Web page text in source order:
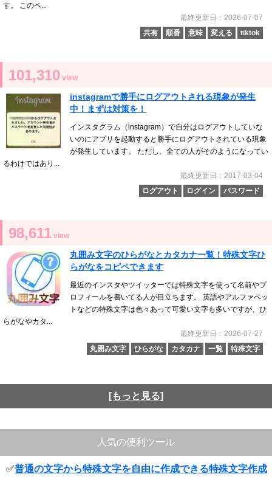
す。 このペ...
最終更新日：2026-07-07
共有
順番 意味 変える tiktok
101,310 view
instagramで勝手にログアウトされる現象が発生
中！まずは対策を！
インスタグラム（instagram）で自分はログアウトしていな
いのにアプリを起動すると勝手にログアウトされている現象
が発生しています。 ただし、全ての人がそのようになってい
るわけではあり...
最終更新日：2017-03-04
ログアウト
ログイン パスワード
98,611 view
丸囲み文字のひらがなとカタカナ一覧！特殊文字ひ
らがなをコピペできます
最近のインスタやツイッターでは特殊文字を使って名前やプ
ロフィールを書いてる人が目立ちます。 英語やアルファベッ
トなどの特殊文字は色々あって可愛い文字も多いですが、ひ
らがなやカタ...
最終更新日：2026-07-27
丸囲み文字
ひらがな カタカナ 一覧 特殊文字
[もっと見る]
人気の便利ツール
✅普通の文字から特殊文字を自由に作成できる特殊文字作成